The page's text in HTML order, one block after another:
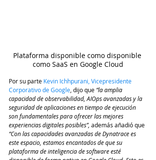
Plataforma disponible como disponible
como SaaS en Google Cloud
Por su parte Kevin Ichhpurani, Vicepresidente
Corporativo de Google , dijo que “la amplia
capacidad de observabilidad, AIOps avanzadas y la
seguridad de aplicaciones en tiempo de ejecución
son fundamentales para ofrecer las mejores
experiencias digitales posibles”, además añadió que
“Con las capacidades avanzadas de Dynatrace es
este espacio, estamos encantados de que su
plataforma de inteligencia de software esté